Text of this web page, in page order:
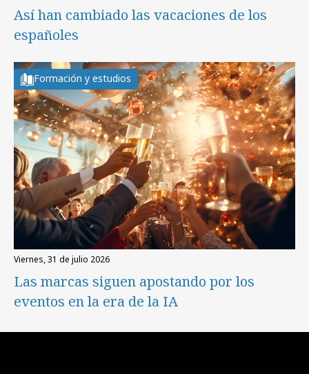
Así han cambiado las vacaciones de los
españoles
Formación y estudios
viernes, 31 de julio 2026
Las marcas siguen apostando por los
eventos en la era de la IA